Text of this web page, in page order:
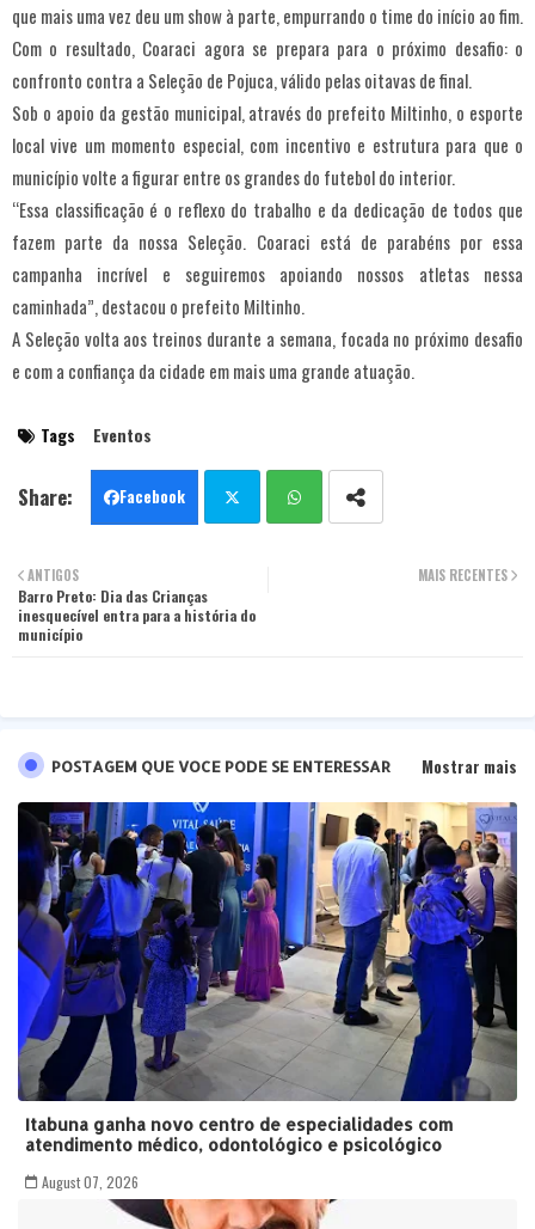
que mais uma vez deu um show à parte, empurrando o time do início ao fim.
Com o resultado, Coaraci agora se prepara para o próximo desafio: o
confronto contra a Seleção de Pojuca, válido pelas oitavas de final.
Sob o apoio da gestão municipal, através do prefeito Miltinho, o esporte
local vive um momento especial, com incentivo e estrutura para que o
município volte a figurar entre os grandes do futebol do interior.
“Essa classificação é o reflexo do trabalho e da dedicação de todos que
fazem parte da nossa Seleção. Coaraci está de parabéns por essa
campanha incrível e seguiremos apoiando nossos atletas nessa
caminhada”, destacou o prefeito Miltinho.
A Seleção volta aos treinos durante a semana, focada no próximo desafio
e com a confiança da cidade em mais uma grande atuação.
Tags Eventos
Facebook
MAIS RECENTES
ANTIGOS
Barro Preto: Dia das Crianças
inesquecível entra para a história do
município
POSTAGEM QUE VOCE PODE SE ENTERESSAR Mostrar mais
Itabuna ganha novo centro de especialidades com
atendimento médico, odontológico e psicológico
August 07, 2026